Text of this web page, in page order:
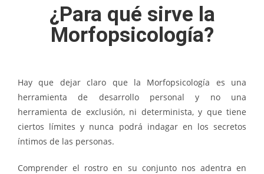
¿Para qué sirve la
Morfopsicología?
Hay que dejar claro que la Morfopsicología es una
herramienta de desarrollo personal y no una
herramienta de exclusión, ni determinista, y que tiene
ciertos límites y nunca podrá indagar en los secretos
íntimos de las personas.
Comprender el rostro en su conjunto nos adentra en